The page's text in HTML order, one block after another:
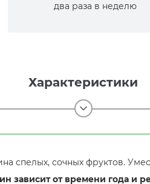
два раза в неделю
Характеристики
спелых, сочных фруктов.
зависит от времени года и